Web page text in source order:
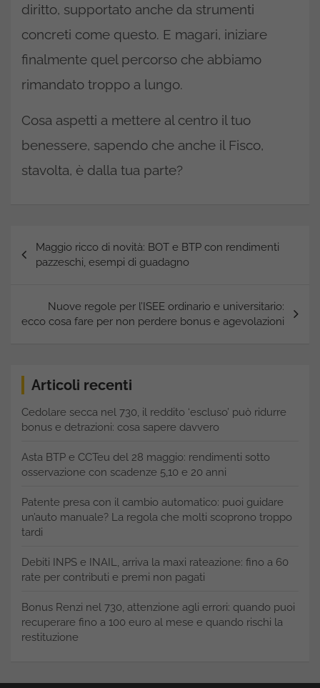
diritto, supportato anche da strumenti
concreti come questo. E magari, iniziare
finalmente quel percorso che abbiamo
rimandato troppo a lungo.
Cosa aspetti a mettere al centro il tuo
benessere, sapendo che anche il Fisco,
stavolta, è dalla tua parte?
articoli
Maggio ricco di novità: BOT e BTP con rendimenti
pazzeschi, esempi di guadagno
Nuove regole per l’ISEE ordinario e universitario:
ecco cosa fare per non perdere bonus e agevolazioni
Articoli recenti
Cedolare secca nel 730, il reddito ‘escluso’ può ridurre
bonus e detrazioni: cosa sapere davvero
Asta BTP e CCTeu del 28 maggio: rendimenti sotto
osservazione con scadenze 5,10 e 20 anni
Patente presa con il cambio automatico: puoi guidare
un’auto manuale? La regola che molti scoprono troppo
tardi
Debiti INPS e INAIL, arriva la maxi rateazione: fino a 60
rate per contributi e premi non pagati
Bonus Renzi nel 730, attenzione agli errori: quando puoi
recuperare fino a 100 euro al mese e quando rischi la
restituzione